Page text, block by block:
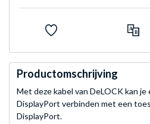
Productomschrijving
Met deze kabel van DeLOCK kan
DisplayPort verbinden met een
DisplayPort.